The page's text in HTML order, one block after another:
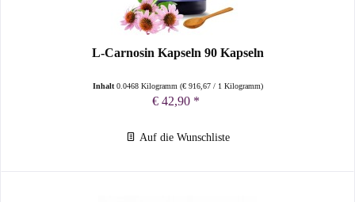
L-Carnosin Kapseln 90 Kapseln
Inhalt0.0468 Kilogramm (€ 916,67/ 1 Kilogramm)
€ 42,90 *
Auf die Wunschliste